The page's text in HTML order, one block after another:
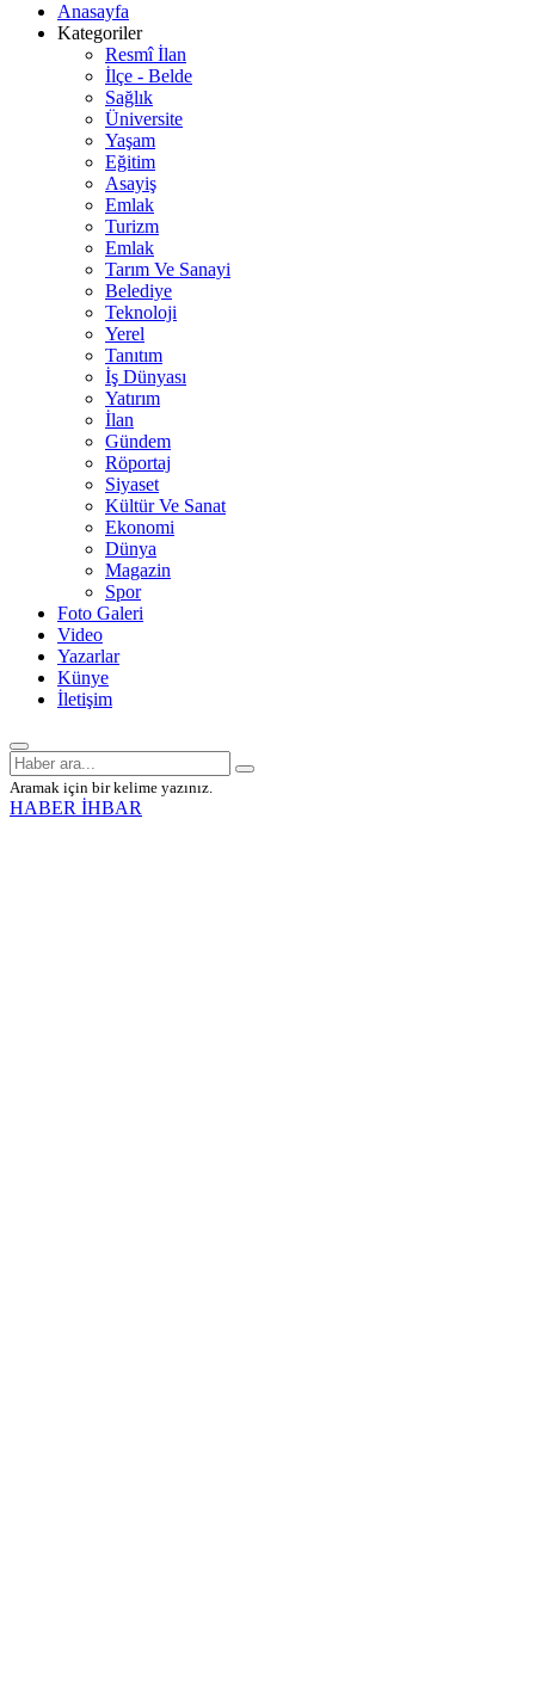
Anasayfa
Kategoriler
Resmî İlan
İlçe - Belde
Sağlık
Üniversite
Yaşam
Eğitim
Asayiş
Emlak
Turizm
Emlak
Tarım Ve Sanayi
Belediye
Teknoloji
Yerel
Tanıtım
İş Dünyası
Yatırım
İlan
Gündem
Röportaj
Siyaset
Kültür Ve Sanat
Ekonomi
Dünya
Magazin
Spor
Foto Galeri
Video
Yazarlar
Künye
İletişim
Aramak için bir kelime yazınız.
HABER İHBAR